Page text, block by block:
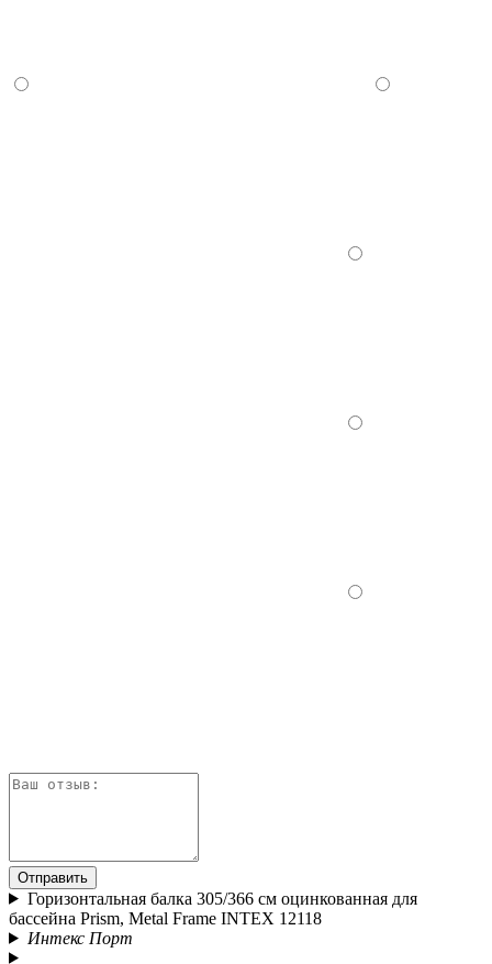
Отправить
Горизонтальная балка 305/366 см оцинкованная для
бассейна Prism, Metal Frame INTEX 12118
Интекс Порт